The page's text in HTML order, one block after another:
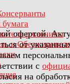
ржавчины
и
офертой.
от
с
на